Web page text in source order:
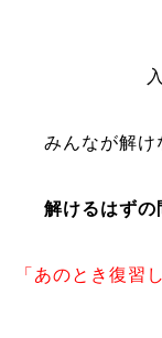
みんなが解け
解けるはずの
「あのとき復習